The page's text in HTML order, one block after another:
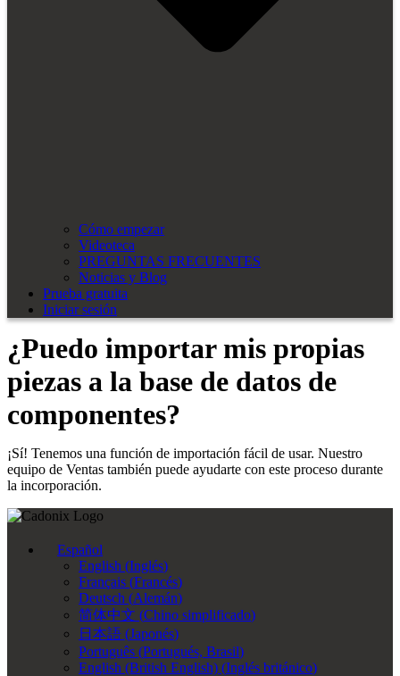
Cómo empezar
Videoteca
PREGUNTAS FRECUENTES
Noticias y Blog
Prueba gratuita
Iniciar sesión
¿Puedo importar mis propias
piezas a la base de datos de
componentes?
¡Sí! Tenemos una función de importación fácil de usar. Nuestro
equipo de Ventas también puede ayudarte con este proceso durante
la incorporación.
Español
English (Inglés)
Français (Francés)
Deutsch (Alemán)
简体中文 (Chino simplificado)
日本語 (Japonés)
Português (Portugués, Brasil)
English (British English) (Inglés británico)